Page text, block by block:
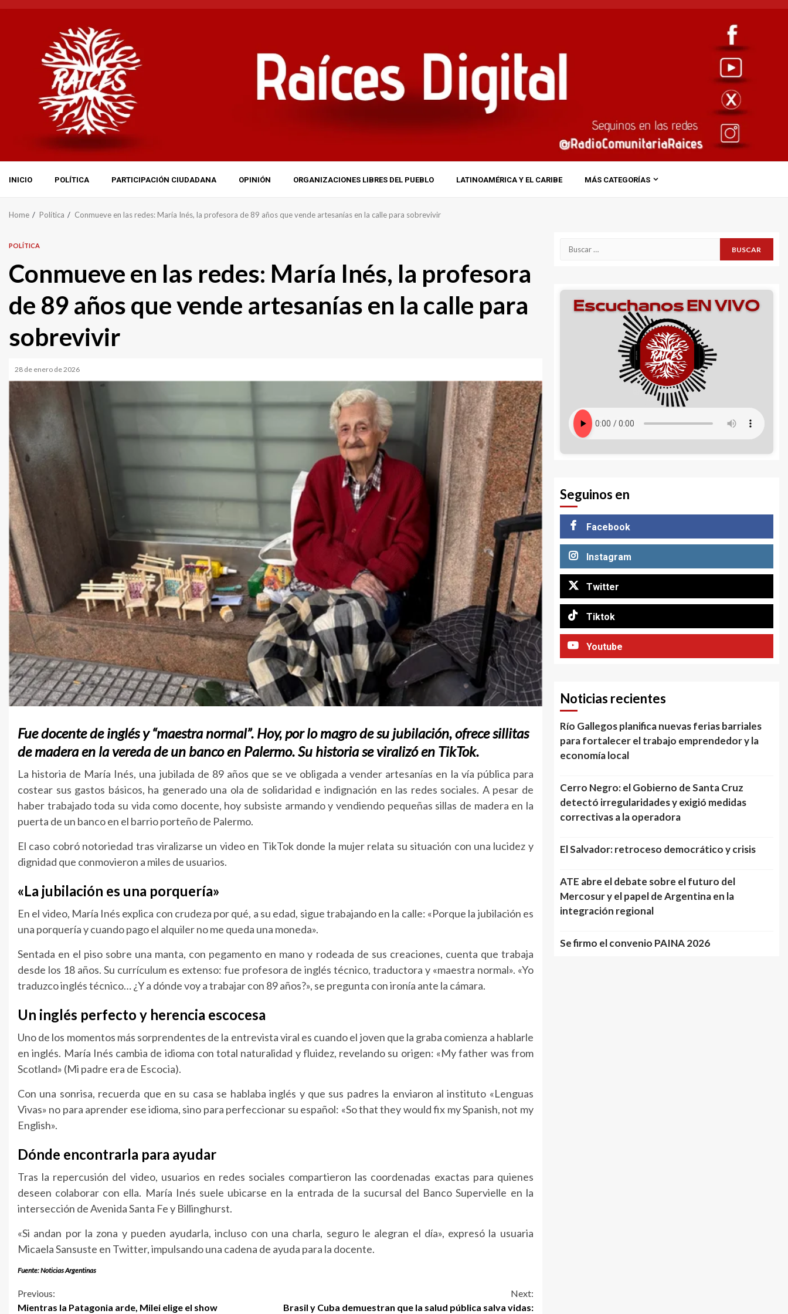
INICIO POLÍTICA PARTICIPACIÓN CIUDADANA OPINIÓN ORGANIZACIONES LIBRES DEL PUEBLO LATINOAMÉRICA Y EL CARIBE MÁS CATEGORÍAS
Home Política Conmueve en las redes: María Inés, la profesora de 89 años que vende artesanías en la calle para sobrevivir
POLÍTICA
Conmueve en las redes: María Inés, la profesora
de 89 años que vende artesanías en la calle para
sobrevivir
28 de enero de 2026
Fue docente de inglés y “maestra normal”. Hoy, por lo magro de su jubilación, ofrece sillitas
de madera en la vereda de un banco en Palermo. Su historia se viralizó en TikTok.
La historia de María Inés, una jubilada de 89 años que se ve obligada a vender artesanías en la vía pública para
costear sus gastos básicos, ha generado una ola de solidaridad e indignación en las redes sociales. A pesar de
haber trabajado toda su vida como docente, hoy subsiste armando y vendiendo pequeñas sillas de madera en la
puerta de un banco en el barrio porteño de Palermo.
El caso cobró notoriedad tras viralizarse un video en TikTok donde la mujer relata su situación con una lucidez y
dignidad que conmovieron a miles de usuarios.
«La jubilación es una porquería»
En el video, María Inés explica con crudeza por qué, a su edad, sigue trabajando en la calle: «Porque la jubilación es
una porquería y cuando pago el alquiler no me queda una moneda».
Sentada en el piso sobre una manta, con pegamento en mano y rodeada de sus creaciones, cuenta que trabaja
desde los 18 años. Su currículum es extenso: fue profesora de inglés técnico, traductora y «maestra normal». «Yo
traduzco inglés técnico… ¿Y a dónde voy a trabajar con 89 años?», se pregunta con ironía ante la cámara.
Un inglés perfecto y herencia escocesa
Uno de los momentos más sorprendentes de la entrevista viral es cuando el joven que la graba comienza a hablarle
en inglés. María Inés cambia de idioma con total naturalidad y fluidez, revelando su origen: «My father was from
Scotland» (Mi padre era de Escocia).
Con una sonrisa, recuerda que en su casa se hablaba inglés y que sus padres la enviaron al instituto «Lenguas
Vivas» no para aprender ese idioma, sino para perfeccionar su español: «So that they would fix my Spanish, not my
English».
Dónde encontrarla para ayudar
Tras la repercusión del video, usuarios en redes sociales compartieron las coordenadas exactas para quienes
deseen colaborar con ella. María Inés suele ubicarse en la entrada de la sucursal del Banco Supervielle en la
intersección de Avenida Santa Fe y Billinghurst.
«Si andan por la zona y pueden ayudarla, incluso con una charla, seguro le alegran el día», expresó la usuaria
Micaela Sansuste en Twitter, impulsando una cadena de ayuda para la docente.
Fuente: Noticias Argentinas
Continue
Previous:
Mientras la Patagonia arde, Milei elige el show
Next:
Brasil y Cuba demuestran que la salud pública salva vidas:
Buscar:
Seguinos en
Facebook
Instagram
Twitter
Tiktok
Youtube
Noticias recientes
Río Gallegos planifica nuevas ferias barriales
para fortalecer el trabajo emprendedor y la
economía local
Cerro Negro: el Gobierno de Santa Cruz
detectó irregularidades y exigió medidas
correctivas a la operadora
El Salvador: retroceso democrático y crisis
ATE abre el debate sobre el futuro del
Mercosur y el papel de Argentina en la
integración regional
Se firmo el convenio PAINA 2026